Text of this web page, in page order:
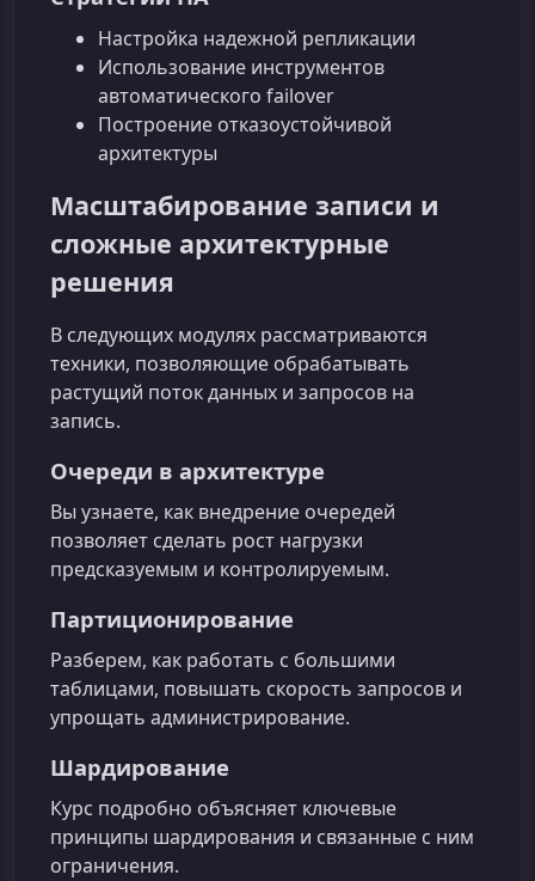
Настройка надежной репликации
Использование инструментов
автоматического failover
Построение отказоустойчивой
архитектуры
Масштабирование записи и
сложные архитектурные
решения
В следующих модулях рассматриваются
техники, позволяющие обрабатывать
растущий поток данных и запросов на
запись.
Очереди в архитектуре
Вы узнаете, как внедрение очередей
позволяет сделать рост нагрузки
предсказуемым и контролируемым.
Партиционирование
Разберем, как работать с большими
таблицами, повышать скорость запросов и
упрощать администрирование.
Шардирование
Курс подробно объясняет ключевые
принципы шардирования и связанные с ним
ограничения.